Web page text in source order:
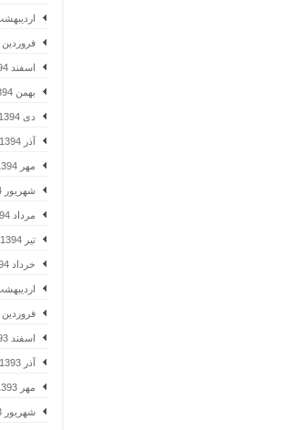
اردیبهشت 1395 (5)
فروردین 1395 (1)
اسفند 1394 (1)
بهمن 1394 (3)
دی 1394 (3)
آذر 1394 (4)
مهر 1394 (3)
شهریور 1394 (3)
مرداد 1394 (1)
تیر 1394 (4)
خرداد 1394 (5)
اردیبهشت 1394 (2)
فروردین 1394 (4)
اسفند 1393 (1)
آذر 1393 (1)
مهر 1393 (1)
شهریور 1393 (2)